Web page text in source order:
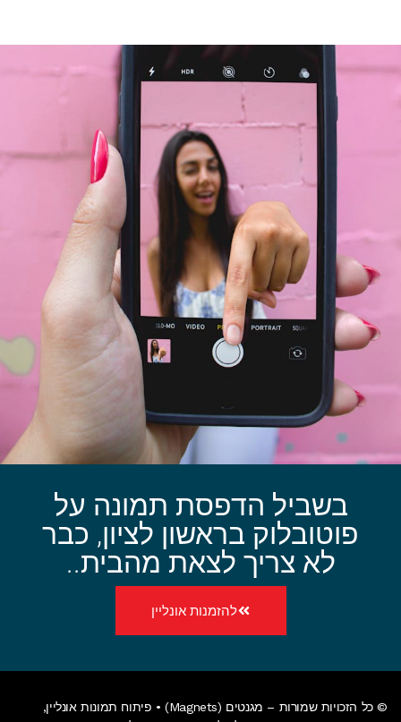
בשביל הדפסת תמונה על
פוטובלוק בראשון לציון, כבר
לא צריך לצאת מהבית..
להזמנות אונליין
© כל הזכויות שמורות – מגנטים (Magnets) • פיתוח תמונות אונליין,